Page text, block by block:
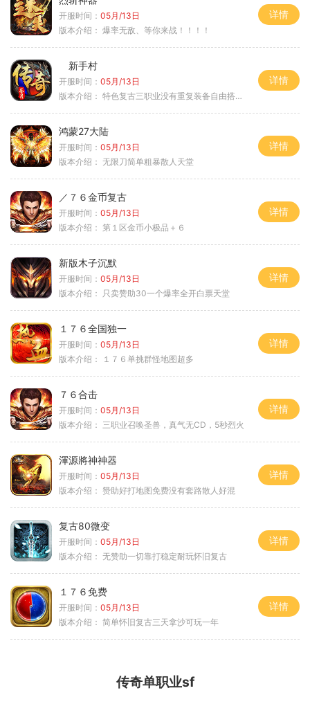
开服时间： 05月/13日
版本介绍： 爆率无敌、等你来战！！！！
详情
新手村
开服时间： 05月/13日
版本介绍： 特色复古三职业没有重复装备自由搭配私
详情
鸿蒙27大陆
开服时间： 05月/13日
版本介绍： 无限刀简单粗暴散人天堂
详情
／７６金币复古
开服时间： 05月/13日
版本介绍： 第１区金币小极品＋６
详情
新版木子沉默
开服时间： 05月/13日
版本介绍： 只卖赞助30一个爆率全开白票天堂
详情
１７６全国独一
开服时间： 05月/13日
版本介绍：
１７６单挑群怪地图超多
详情
７６合击
开服时间： 05月/13日
版本介绍： 三职业召唤圣兽，真气无CD，5秒烈火
详情
渾源將神神器
开服时间： 05月/13日
版本介绍： 赞助好打地图免费没有套路散人好混
详情
复古80微变
开服时间： 05月/13日
版本介绍： 无赞助一切靠打稳定耐玩怀旧复古
详情
１７６免费
开服时间： 05月/13日
版本介绍： 简单怀旧复古三天拿沙可玩一年
详情
传奇单职业sf